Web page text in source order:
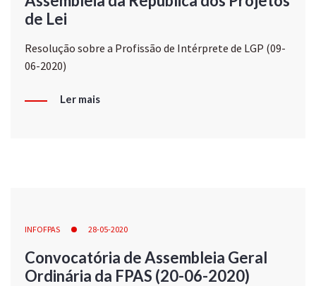
de Lei
Resolução sobre a Profissão de Intérprete de LGP (09-
06-2020)
Ler mais
INFOFPAS 28-05-2020
Convocatória de Assembleia Geral
Ordinária da FPAS (20-06-2020)